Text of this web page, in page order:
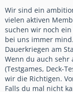
Wir sind ein
vielen aktiven
suchen wir noch
bei uns immer
Dauerkriegen am
Wenn du auch sehr
(Testgames, Deck-
wir die Richtigen.
Falls du mal nicht